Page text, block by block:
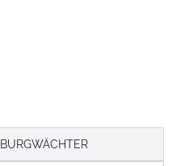
BURGWÄCHTER